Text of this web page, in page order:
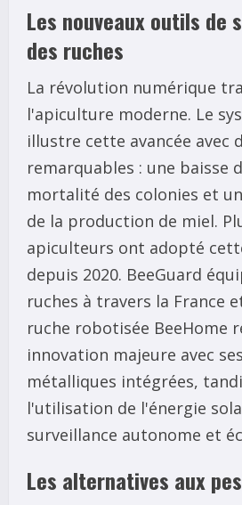
Les nouveaux outils de
des ruches
La révolution numérique
l'apiculture moderne. Le
illustre cette avancée avec
remarquables : une baisse
mortalité des colonies et
de la production de miel.
apiculteurs ont adopté
depuis 2020. BeeGuard
ruches à travers la France
ruche robotisée BeeHome
innovation majeure avec
métalliques intégrées,
l'utilisation de l'énergie
surveillance autonome et
Les alternatives aux